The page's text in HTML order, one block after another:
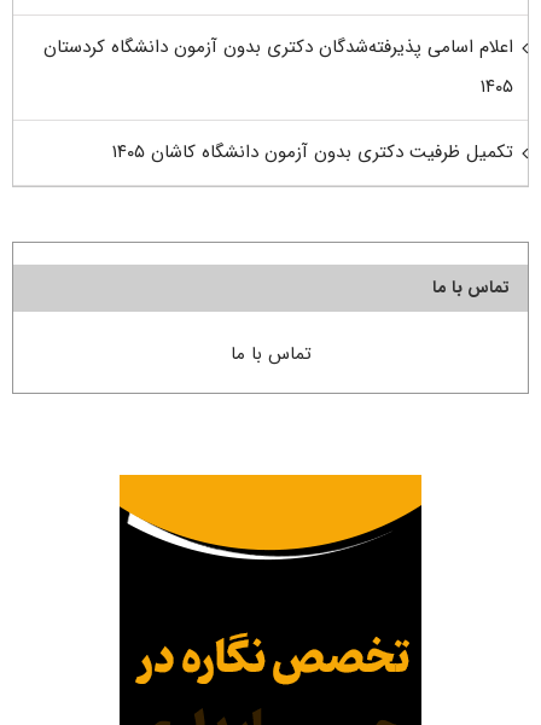
اعلام اسامی پذیرفته‌شدگان دکتری بدون آزمون دانشگاه کردستان
۱۴۰۵
تکمیل ظرفیت دکتری بدون آزمون دانشگاه کاشان ۱۴۰۵
تماس با ما
تماس با ما